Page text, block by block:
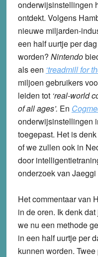
onderwijsinstellingen
ontdekt. Volgens
nieuwe miljarden-
een half uurtje per
worden? Nintendo
als een ‘treadmill for
miljoen gebruikers
leiden tot ‘real-world
of all ages’. En
onderwijsinstellingen
toegepast. Het is
of we zullen ook in
door
onderzoek van
Het commentaar van
in de oren. Ik denk
we nu een methode
in een half uurtje per
kunnen worden.